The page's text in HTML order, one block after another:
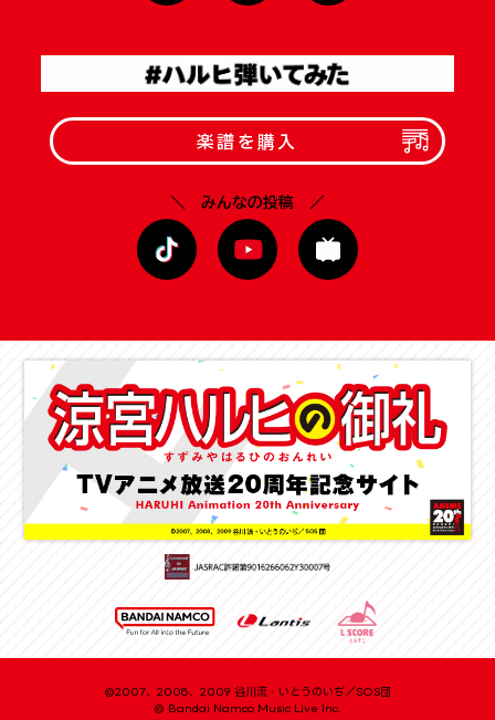
楽譜を購入
＼ みんなの投稿 ／
©2007、2008、2009 谷川流・いとうのいぢ／SOS団
© Bandai Namco Music Live Inc.